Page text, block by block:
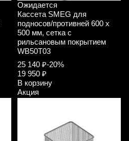
Ожидается
Кассета SMEG для
подносов/противней 600 x
500 мм, сетка с
рильсановым покрытием
WB50T03
25 140 ₽-20%
19 950 ₽
В корзину
Акция